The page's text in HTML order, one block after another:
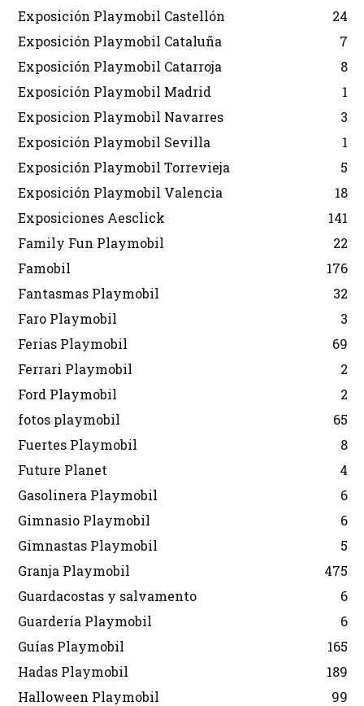
Exposición Playmobil Castellón
24
Exposición Playmobil Cataluña
7
Exposición Playmobil Catarroja
8
Exposición Playmobil Madrid
1
Exposicion Playmobil Navarres
3
Exposición Playmobil Sevilla
1
Exposición Playmobil Torrevieja
5
Exposición Playmobil Valencia
18
Exposiciones Aesclick
141
Family Fun Playmobil
22
Famobil
176
Fantasmas Playmobil
32
Faro Playmobil
3
Ferias Playmobil
69
Ferrari Playmobil
2
Ford Playmobil
2
fotos playmobil
65
Fuertes Playmobil
8
Future Planet
4
Gasolinera Playmobil
6
Gimnasio Playmobil
6
Gimnastas Playmobil
5
Granja Playmobil
475
Guardacostas y salvamento
6
Guardería Playmobil
6
Guías Playmobil
165
Hadas Playmobil
189
Halloween Playmobil
99